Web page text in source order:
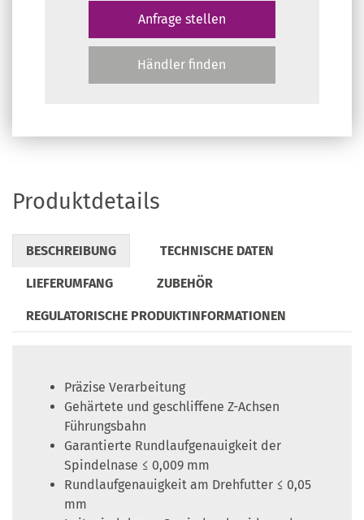
Anfrage stellen
Händler finden
Produktdetails
BESCHREIBUNG TECHNISCHE DATEN
LIEFERUMFANG ZUBEHÖR
REGULATORISCHE PRODUKTINFORMATIONEN
Präzise Verarbeitung
Gehärtete und geschliffene Z-Achsen
Führungsbahn
Garantierte Rundlaufgenauigkeit der
Spindelnase ≤ 0,009 mm
Rundlaufgenauigkeit am Drehfutter ≤ 0,05
mm